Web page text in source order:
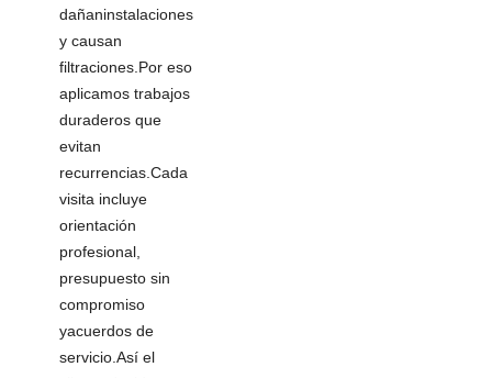
dañaninstalaciones
y causan
filtraciones.Por eso
aplicamos trabajos
duraderos que
evitan
recurrencias.Cada
visita incluye
orientación
profesional,
presupuesto sin
compromiso
yacuerdos de
servicio.Así el